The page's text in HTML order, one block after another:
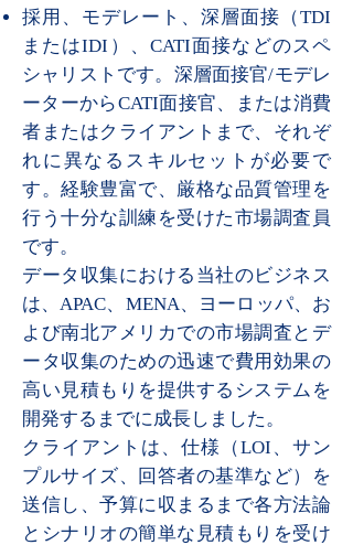
採用、モデレート、深層面接（TDI
またはIDI）、CATI面接などのスペ
シャリストです。深層面接官/モデレ
ーターからCATI面接官、または消費
者またはクライアントまで、それぞ
れに異なるスキルセットが必要で
す。経験豊富で、厳格な品質管理を
行う十分な訓練を受けた市場調査員
です。
データ収集における当社のビジネス
は、APAC、MENA、ヨーロッパ、お
よび南北アメリカでの市場調査とデ
ータ収集のための迅速で費用効果の
高い見積もりを提供するシステムを
開発するまでに成長しました。
クライアントは、仕様（LOI、サン
プルサイズ、回答者の基準など）を
送信し、予算に収まるまで各方法論
とシナリオの簡単な見積もりを受け